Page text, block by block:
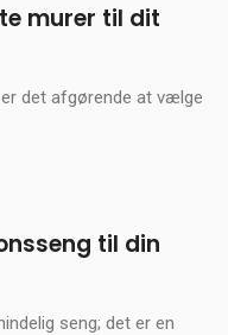
murer til dit
det afgørende at vælge
til din
seng; det er en